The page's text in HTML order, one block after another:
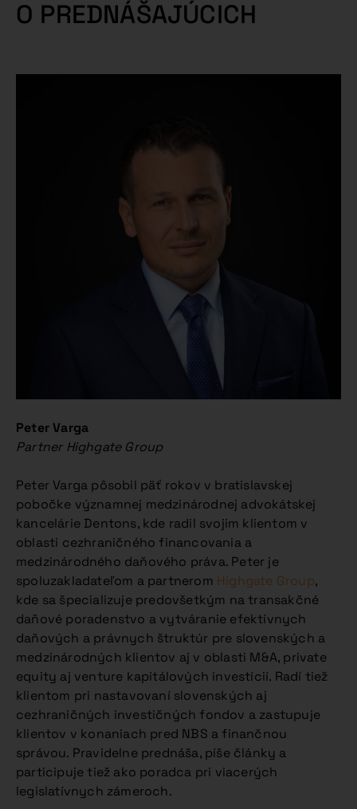
O PREDNÁŠAJÚCICH
Peter Varga
Partner Highgate Group
Peter Varga pôsobil päť rokov v bratislavskej
pobočke významnej medzinárodnej advokátskej
kancelárie Dentons, kde radil svojim klientom v
oblasti cezhraničného financovania a
medzinárodného daňového práva. Peter je
spoluzakladateľom a partnerom Highgate Group,
kde sa špecializuje predovšetkým na transakčné
daňové poradenstvo a vytváranie efektívnych
daňových a právnych štruktúr pre slovenských a
medzinárodných klientov aj v oblasti M&A, private
equity aj venture kapitálových investícií. Radí tiež
klientom pri nastavovaní slovenských aj
cezhraničných investičných fondov a zastupuje
klientov v konaniach pred NBS a finančnou
správou. Pravidelne prednáša, píše články a
participuje tiež ako poradca pri viacerých
legislatívnych zámeroch.